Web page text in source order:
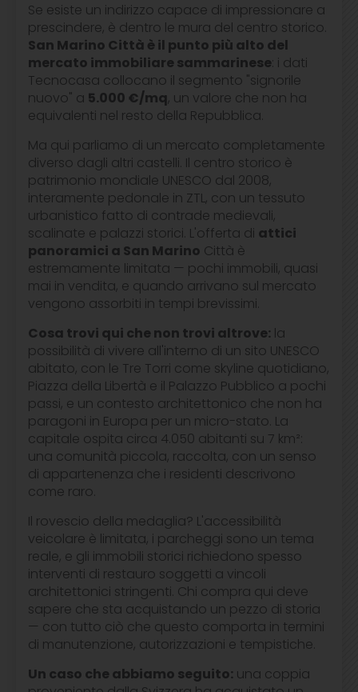
Se esiste un indirizzo capace di impressionare a
prescindere, è dentro le mura del centro storico.
San Marino Città è il punto più alto del
mercato immobiliare sammarinese: i dati
Tecnocasa collocano il segmento "signorile
nuovo" a 5.000 €/mq, un valore che non ha
equivalenti nel resto della Repubblica.
Ma qui parliamo di un mercato completamente
diverso dagli altri castelli. Il centro storico è
patrimonio mondiale UNESCO dal 2008,
interamente pedonale in ZTL, con un tessuto
urbanistico fatto di contrade medievali,
scalinate e palazzi storici. L'offerta di attici
panoramici a San Marino Città è
estremamente limitata — pochi immobili, quasi
mai in vendita, e quando arrivano sul mercato
vengono assorbiti in tempi brevissimi.
Cosa trovi qui che non trovi altrove: la
possibilità di vivere all'interno di un sito UNESCO
abitato, con le Tre Torri come skyline quotidiano,
Piazza della Libertà e il Palazzo Pubblico a pochi
passi, e un contesto architettonico che non ha
paragoni in Europa per un micro-stato. La
capitale ospita circa 4.050 abitanti su 7 km²:
una comunità piccola, raccolta, con un senso
di appartenenza che i residenti descrivono
come raro.
Il rovescio della medaglia? L'accessibilità
veicolare è limitata, i parcheggi sono un tema
reale, e gli immobili storici richiedono spesso
interventi di restauro soggetti a vincoli
architettonici stringenti. Chi compra qui deve
sapere che sta acquistando un pezzo di storia
— con tutto ciò che questo comporta in termini
di manutenzione, autorizzazioni e tempistiche.
Un caso che abbiamo seguito: una coppia